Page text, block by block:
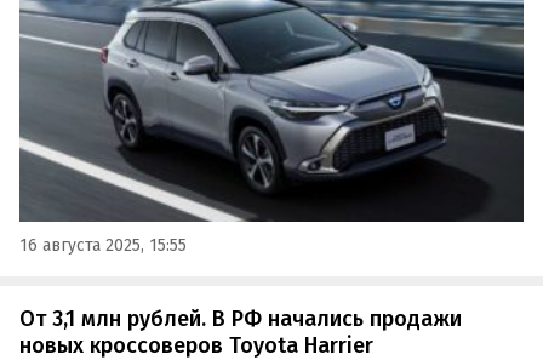
000 рублей, сообщают «Автоновости дня».
16 августа 2025, 15:55
От 3,1 млн рублей. В РФ начались продажи
новых кроссоверов Toyota Harrier